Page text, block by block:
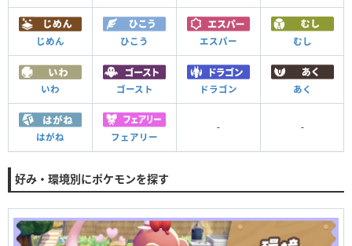
じめん ひこう エスパー むし
いわ ゴースト ドラゴン あく
はがね フェアリー
- -
好み・環境別にポケモンを探す